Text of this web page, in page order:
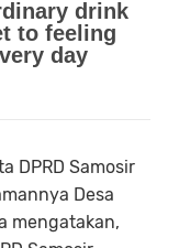
DPRD Samosir
Desa
mengatakan,